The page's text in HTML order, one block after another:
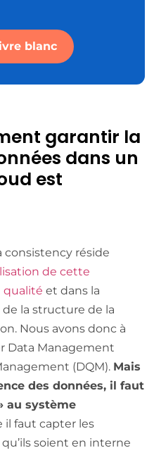
blanc
garantir la
dans un
est
consistency réside
de cette
qualité et dans la
la structure de la
Nous avons donc à
Data Management
(DQM). Mais
des données, il faut
au système
il faut capter les
soient en interne